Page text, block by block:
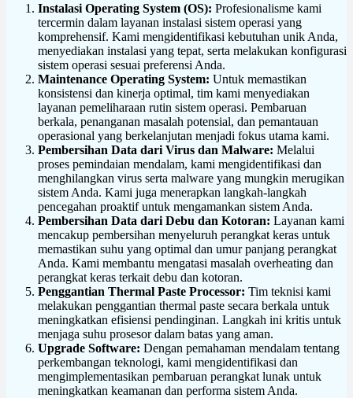
Instalasi Operating System (OS): Profesionalisme kami
tercermin dalam layanan instalasi sistem operasi yang
komprehensif. Kami mengidentifikasi kebutuhan unik Anda,
menyediakan instalasi yang tepat, serta melakukan konfigurasi
sistem operasi sesuai preferensi Anda.
Maintenance Operating System: Untuk memastikan
konsistensi dan kinerja optimal, tim kami menyediakan
layanan pemeliharaan rutin sistem operasi. Pembaruan
berkala, penanganan masalah potensial, dan pemantauan
operasional yang berkelanjutan menjadi fokus utama kami.
Pembersihan Data dari Virus dan Malware: Melalui
proses pemindaian mendalam, kami mengidentifikasi dan
menghilangkan virus serta malware yang mungkin merugikan
sistem Anda. Kami juga menerapkan langkah-langkah
pencegahan proaktif untuk mengamankan sistem Anda.
Pembersihan Data dari Debu dan Kotoran: Layanan kami
mencakup pembersihan menyeluruh perangkat keras untuk
memastikan suhu yang optimal dan umur panjang perangkat
Anda. Kami membantu mengatasi masalah overheating dan
perangkat keras terkait debu dan kotoran.
Penggantian Thermal Paste Processor: Tim teknisi kami
melakukan penggantian thermal paste secara berkala untuk
meningkatkan efisiensi pendinginan. Langkah ini kritis untuk
menjaga suhu prosesor dalam batas yang aman.
Upgrade Software: Dengan pemahaman mendalam tentang
perkembangan teknologi, kami mengidentifikasi dan
mengimplementasikan pembaruan perangkat lunak untuk
meningkatkan keamanan dan performa sistem Anda.